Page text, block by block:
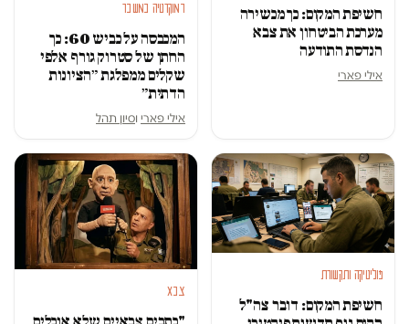
חשיפת המקום: כך מכשירה
מערכת הביטחון את צבא
הנדסת התודעה
אילי פארי
דמוקרטיה במשבר
המכבסה על כביש 60: כך
החתן של סטרוק גורף אלפי
שקלים ממפלגת ״הציונות
הדתית״
אילי פארי וסיון תהל
פוליטיקה ותקשורת
חשיפת המקום: דובר צה"ל
צבא